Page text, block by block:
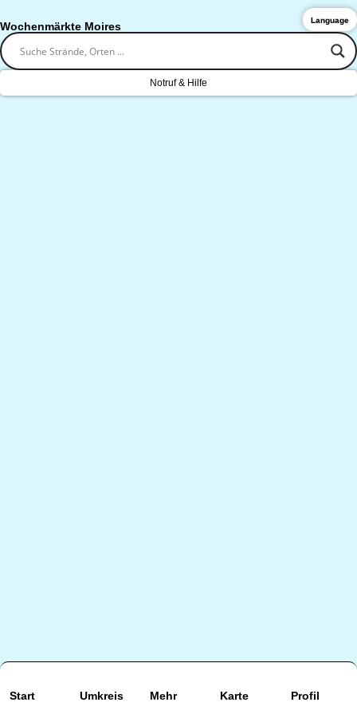
Wochenmärkte Moires
Notruf & Hilfe
Start Umkreis Mehr Karte Profil
Language